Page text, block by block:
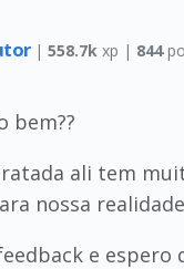
| 558.7k xp | 844
bem??
ali tem
nossa
e